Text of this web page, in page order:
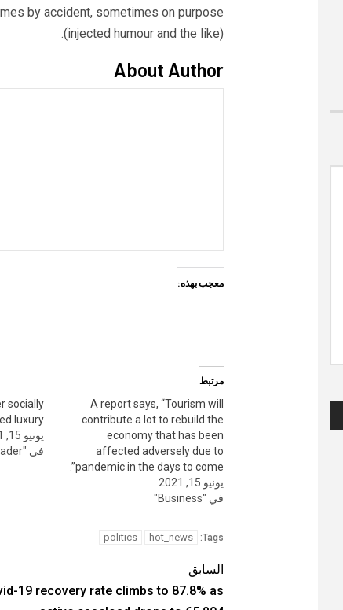
by accident, sometimes on purpose
(injected humour and the like).
About Author
معجب بهذه:
مرتبط
A report says, “Tourism will
contribute a lot to rebuild the
economy that has been
affected adversely due to
pandemic in the days to come”.
يونيو 15, 2021
في "Business"
socially
luxury!
يونيو 15, 2021
في "header"
Tags:
hot_news
politics
السابق
19 recovery rate climbs to 87.8% as